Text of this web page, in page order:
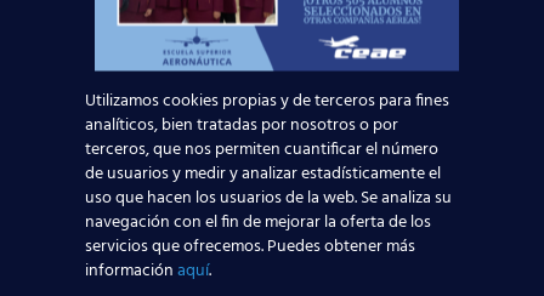
TCP de mayo 2026. En CursosTCP.es te
ofrecemos asesoramiento personalizado para
que destaques en los procesos de selección y
consigas tu plaza.
Ventajas de estudiar auxiliar
de vuelo con la red de
Centros de Estudios
Aeronáuticos más grande de
España (cursostcp)
Utilizamos cookies propias y de terceros para fines
analíticos, bien tratadas por nosotros o por
terceros, que nos permiten cuantificar el número
de usuarios y medir y analizar estadísticamente el
uso que hacen los usuarios de la web. Se analiza su
navegación con el fin de mejorar la oferta de los
servicios que ofrecemos. Puedes obtener más
informaciónaquí.